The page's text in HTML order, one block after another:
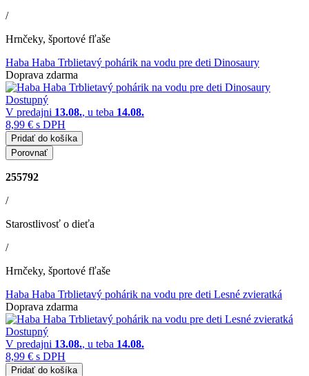
/
Hrnčeky, športové fľaše
Haba Haba Trblietavý pohárik na vodu pre deti Dinosaury
Doprava zdarma
Dostupný
V predajni 13.08., u teba 14.08.
8,99 € s DPH
Pridať do košíka
Porovnať
255792
/
Starostlivosť o dieťa
/
Hrnčeky, športové fľaše
Haba Haba Trblietavý pohárik na vodu pre deti Lesné zvieratká
Doprava zdarma
Dostupný
V predajni 13.08., u teba 14.08.
8,99 € s DPH
Pridať do košíka